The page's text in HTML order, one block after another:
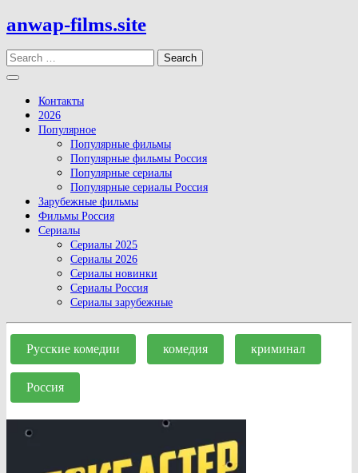
Skip
to
content
anwap-films.site
Search
Open
Button
Контакты
2026
Популярное
Популярные фильмы
Популярные фильмы Россия
Популярные сериалы
Популярные сериалы Россия
Зарубежные фильмы
Фильмы Россия
Сериалы
Сериалы 2025
Сериалы 2026
Сериалы новинки
Сериалы Россия
Сериалы зарубежные
Close
Button
Русские комедии комедия криминал
Россия